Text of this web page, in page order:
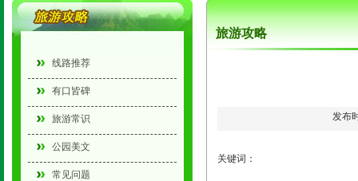
线路推荐
有口皆碑
旅游常识
公园美文
常见问题
旅游攻略
发布
关键词：